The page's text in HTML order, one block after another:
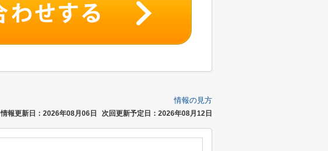
情報の見方
情報更新日：2026年08月06日 次回更新予定日：2026年08月12日